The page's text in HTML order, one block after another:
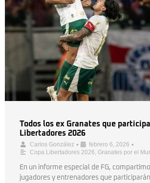
Todos los ex Granates que
Libertadores 2026
Carlos González • febrero 6, 2026 •
Copa Libertadores 2026, Granates por el
En un informe especial de FG,
jugadores y entrenadores que